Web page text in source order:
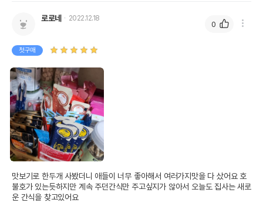
로로네 2022.12.18
첫구매
맛보기로 한두개 사봤더니 애들이 너무 좋아해서 여러가지맛을 다 샀어요 호
불호가 있는듯하지만 계속 주던간식만 주고싶지가 않아서 오늘도 집사는 새로
운 간식을 찾고있어요
0